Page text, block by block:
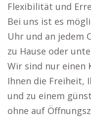
Flexibilität und
Bei uns ist es
Uhr und an jedem
zu Hause oder
Wir sind nur einen
Ihnen die Freiheit,
und zu einem
ohne auf